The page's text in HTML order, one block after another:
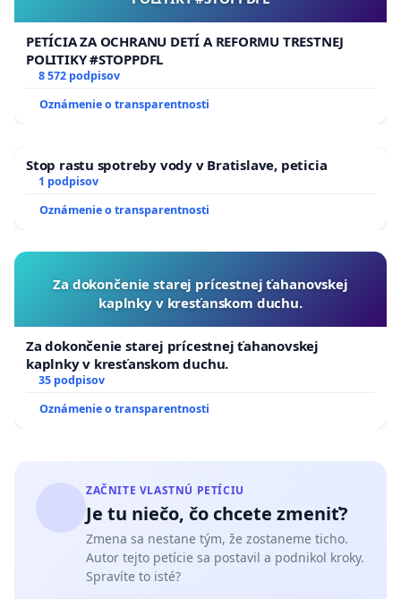
PETÍCIA ZA OCHRANU DETÍ A REFORMU TRESTNEJ
POLITIKY #STOPPDFL
8 572 podpisov
Oznámenie o transparentnosti
Stop rastu spotreby vody v Bratislave, peticia
1 podpisov
Oznámenie o transparentnosti
Za dokončenie starej prícestnej ťahanovskej
kaplnky v kresťanskom duchu.
Za dokončenie starej prícestnej ťahanovskej
kaplnky v kresťanskom duchu.
35 podpisov
Oznámenie o transparentnosti
ZAČNITE VLASTNÚ PETÍCIU
Je tu niečo, čo chcete zmeniť?
Zmena sa nestane tým, že zostaneme ticho.
Autor tejto petície sa postavil a podnikol kroky.
Spravíte to isté?